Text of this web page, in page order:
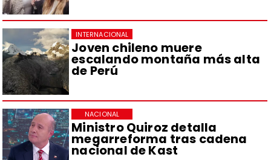
Joven chileno muere
escalando montaña más alta
de Perú
INTERNACIONAL
Ministro Quiroz detalla
megarreforma tras cadena
nacional de Kast
NACIONAL